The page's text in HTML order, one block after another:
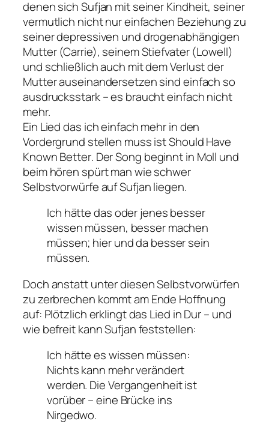
denen sich Sufjan mit seiner Kindheit, seiner
vermutlich nicht nur einfachen Beziehung zu
seiner depressiven und drogenabhängigen
Mutter (Carrie), seinem Stiefvater (Lowell)
und schließlich auch mit dem Verlust der
Mutter auseinandersetzen sind einfach so
ausdrucksstark – es braucht einfach nicht
mehr.
Ein Lied das ich einfach mehr in den
Vordergrund stellen muss istShould Have
Known Better. Der Song beginnt in Moll und
beim hören spürt man wie schwer
Selbstvorwürfe auf Sufjan liegen.
Ich hätte das oder jenes besser
wissen müssen, besser machen
müssen; hier und da besser sein
müssen.
Doch anstatt unter diesen Selbstvorwürfen
zu zerbrechen kommt am Ende Hoffnung
auf: Plötzlich erklingt das Lied in Dur – und
wie befreit kann Sufjan feststellen:
Ich hätte es wissen müssen:
Nichts kann mehr verändert
werden. Die Vergangenheit ist
vorüber – eine Brücke ins
Nirgedwo.